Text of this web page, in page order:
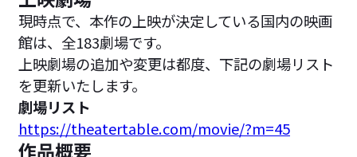
現時点で、本作の上映が決定している国内の映画
館は、全183劇場です。
上映劇場の追加や変更は都度、下記の劇場リスト
を更新いたします。
劇場リスト
https://theatertable.com/movie/?m=45
作品概要